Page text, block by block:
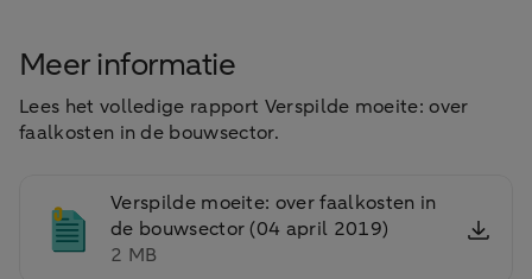
Meer informatie
Lees het volledige rapport Verspilde moeite: over
faalkosten in de bouwsector.
Verspilde moeite: over faalkosten in
de bouwsector (04 april 2019)
2 MB